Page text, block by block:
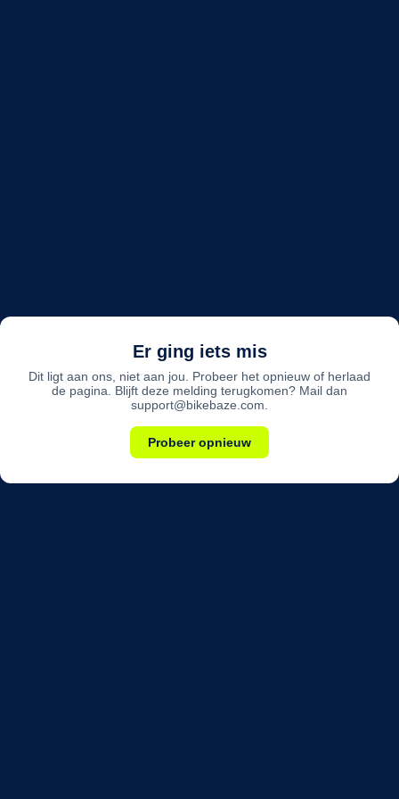
Er ging iets mis
Dit ligt aan ons, niet aan jou. Probeer het opnieuw of herlaad
de pagina. Blijft deze melding terugkomen? Mail dan
support@bikebaze.com.
Probeer opnieuw